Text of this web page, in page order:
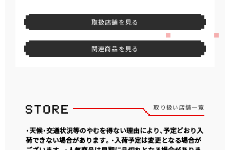
取扱店舗を見る
関連商品を見る
取り扱い店舗一覧
・天候・交通状況等のやむを得ない理由により、予定どおり入
荷できない場合があります。・入荷予定は変更となる場合が